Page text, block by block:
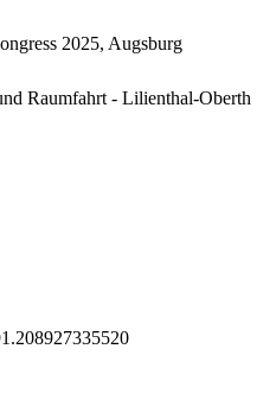
2025, Augsburg
Raumfahrt - Lilienthal-Oberth